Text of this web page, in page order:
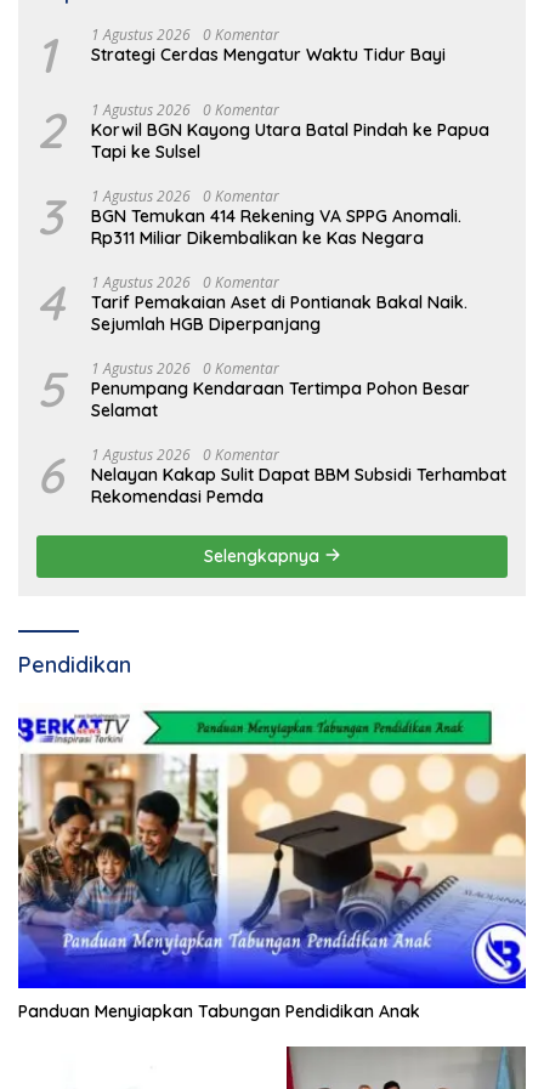
1 1 Agustus 2026 0 Komentar
Strategi Cerdas Mengatur Waktu Tidur Bayi
2 1 Agustus 2026 0 Komentar
Korwil BGN Kayong Utara Batal Pindah ke Papua
Tapi ke Sulsel
3 1 Agustus 2026 0 Komentar
BGN Temukan 414 Rekening VA SPPG Anomali.
Rp311 Miliar Dikembalikan ke Kas Negara
4 1 Agustus 2026 0 Komentar
Tarif Pemakaian Aset di Pontianak Bakal Naik.
Sejumlah HGB Diperpanjang
5 1 Agustus 2026 0 Komentar
Penumpang Kendaraan Tertimpa Pohon Besar
Selamat
6 1 Agustus 2026 0 Komentar
Nelayan Kakap Sulit Dapat BBM Subsidi Terhambat
Rekomendasi Pemda
Selengkapnya
Pendidikan
Panduan Menyiapkan Tabungan Pendidikan Anak